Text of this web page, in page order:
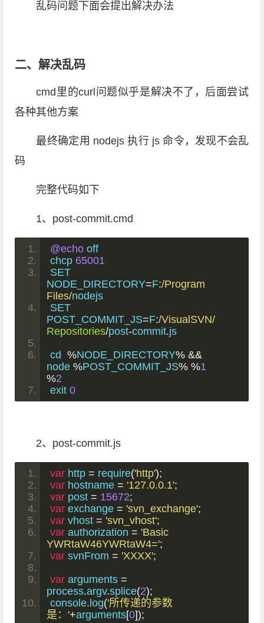
乱码问题下面会提出解决办法
二、解决乱码
cmd里的curl问题似乎是解决不了，后面尝试
各种其他方案
最终确定用 nodejs 执行 js 命令，发现不会乱
码
完整代码如下
1、post-commit.cmd
@echo off
chcp 65001
SET
NODE_DIRECTORY=F:/Program
Files/nodejs
SET
POST_COMMIT_JS=F:/VisualSVN/
Repositories/post-commit.js
cd %NODE_DIRECTORY% &&
node %POST_COMMIT_JS% %1
%2
exit 0
2、post-commit.js
var http = require('http');
var hostname = '127.0.0.1';
var post = 15672;
var exchange = 'svn_exchange';
var vhost = 'svn_vhost';
var authorization = 'Basic
YWRtaW46YWRtaW4=';
var svnFrom = 'XXXX';
var arguments =
process.argv.splice(2);
console. log('所传递的参数
是：'+arguments[0]);